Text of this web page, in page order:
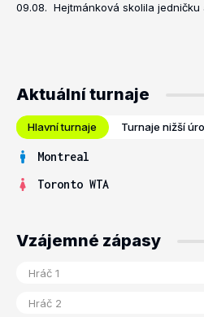
09.08. Hejtmánková skolila jedničku
Aktuální turnaje
Hlavní turnaje Turnaje nižší
Montreal
Toronto WTA
Vzájemné zápasy